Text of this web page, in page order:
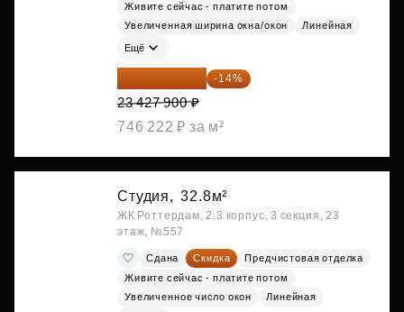
Живите сейчас - платите потом
Увеличенная ширина окна/окон
Линейная
Ещё
20 147 994 ₽ -14%
23 427 900 ₽
746 222 ₽ за м²
Студия, 32.8м²
ЖК Роттердам, 2.3 корпус, 3 секция, 23
этаж, №557
Сдана Скидка
Предчистовая отделка
Живите сейчас - платите потом
Увеличенное число окон
Линейная